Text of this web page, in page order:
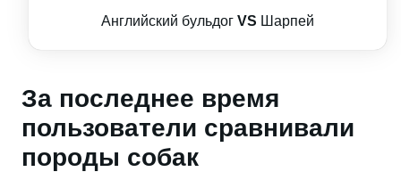
Английский бульдог VS Шарпей
За последнее время
пользователи сравнивали
породы собак